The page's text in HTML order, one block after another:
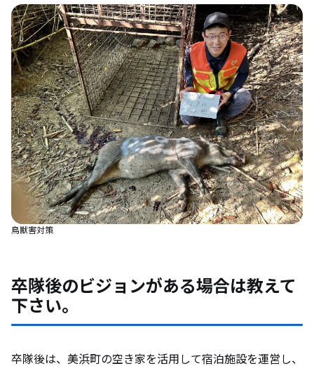
鳥獣害対策
卒隊後のビジョンがある場合は教えて
下さい。
卒隊後は、美浜町の空き家を活用して宿泊施設を運営し、